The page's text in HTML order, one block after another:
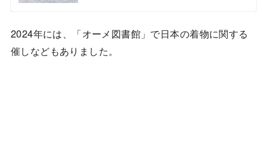
2024年には、「オーメ図書館」で日本の着物に関する
催しなどもありました。